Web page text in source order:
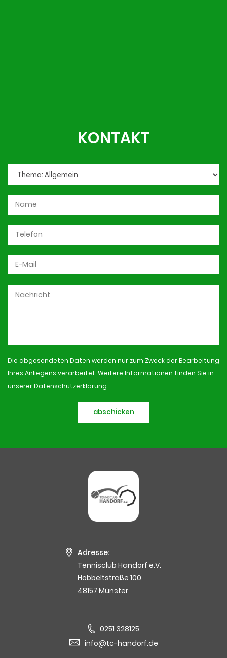
KONTAKT
Die abgesendeten Daten werden nur zum Zweck der Bearbeitung
Ihres Anliegens verarbeitet. Weitere Informationen finden Sie in
unsererDatenschutzerklärung.
abschicken
Adresse:
Tennisclub Handorf e.V.
Hobbeltstraße 100
48157 Münster
0251 328125
info@tc-handorf.de